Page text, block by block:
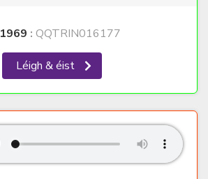
1969 : QQTRIN016177
Léigh & éist